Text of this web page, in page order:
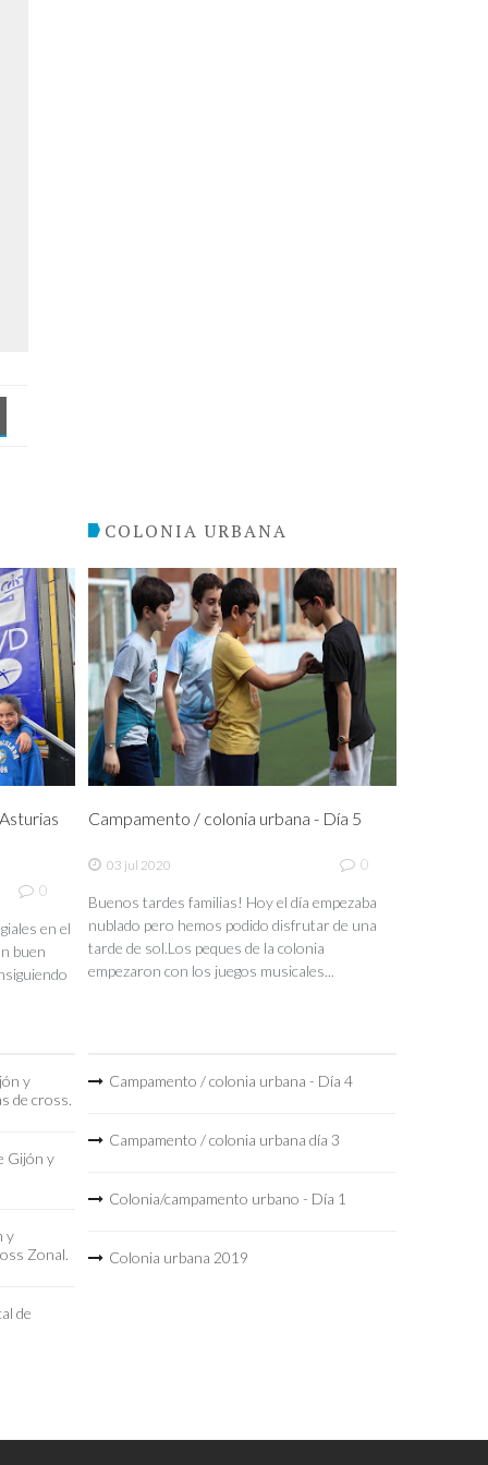
0
en el
buen
y
de cross.
Gijón y
y
Zonal.
de
COLONIA URBANA
Campamento / colonia urbana - Día 5
03 jul 2020 0
Buenos tardes familias! Hoy el día empezaba
nublado pero hemos podido disfrutar de una
tarde de sol.Los peques de la colonia
empezaron con los juegos musicales...
Campamento / colonia urbana - Día 4
Campamento / colonia urbana día 3
Colonia/campamento urbano - Día 1
Colonia urbana 2019